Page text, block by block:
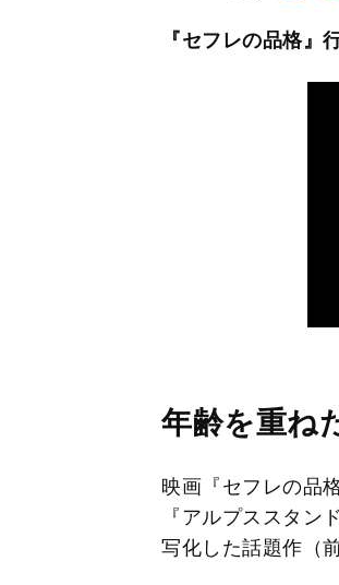
『セフレの品格』
年齢を重ね
映画『セフレの品
『アルプススタン
写化した話題作（